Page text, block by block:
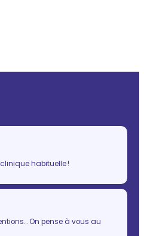
habituelle !
On pense à vous au